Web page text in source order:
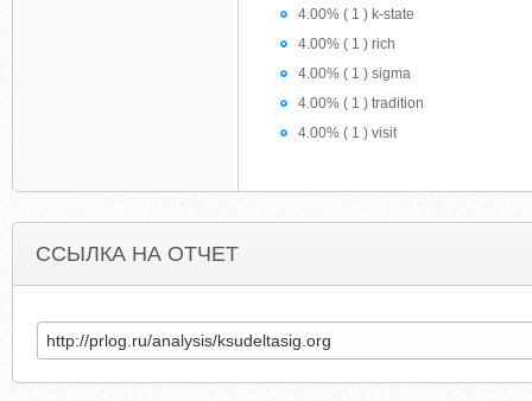
4.00% ( 1 ) k-state
4.00% ( 1 ) rich
4.00% ( 1 ) sigma
4.00% ( 1 ) tradition
4.00% ( 1 ) visit
ССЫЛКА НА ОТЧЕТ